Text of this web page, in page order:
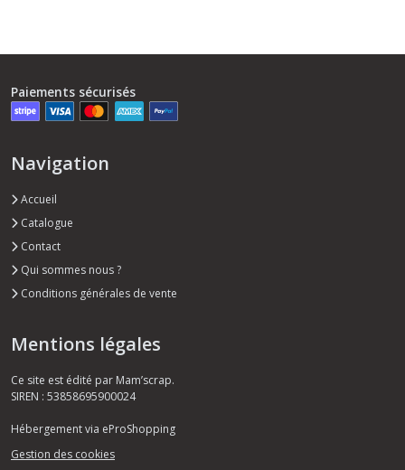
Paiements sécurisés
Navigation
Accueil
Catalogue
Contact
Qui sommes nous ?
Conditions générales de vente
Mentions légales
Ce site est édité par Mam’scrap.
SIREN : 53858695900024
Hébergement via eProShopping
Gestion des cookies